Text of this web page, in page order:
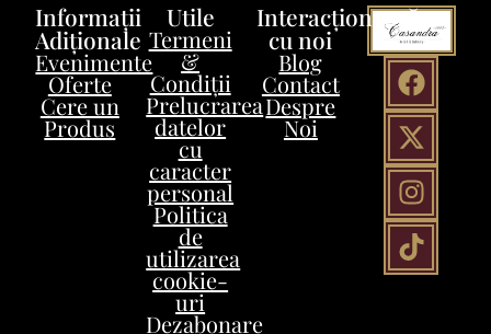
Interacționează
cu noi
Blog
Contact
Despre
Noi
Utile
Termeni
&
Condiții
Prelucrarea
datelor
cu
caracter
personal
Politica
de
utilizarea
cookie-
uri
Dezabonare
Informații
Adiționale
Evenimente
Oferte
Cere un
Produs